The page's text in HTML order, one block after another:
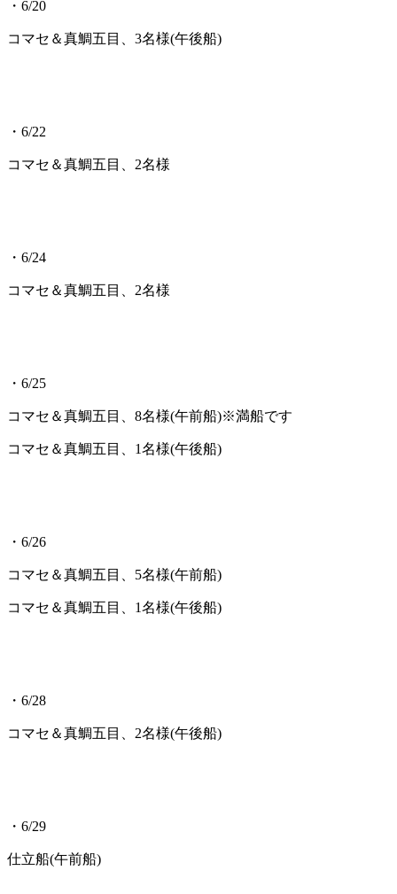
・6/20
コマセ＆真鯛五目、3名様(午後船)
・6/22
コマセ＆真鯛五目、2名様
・6/24
コマセ＆真鯛五目、2名様
・6/25
コマセ＆真鯛五目、8名様(午前船)※満船です
コマセ＆真鯛五目、1名様(午後船)
・6/26
コマセ＆真鯛五目、5名様(午前船)
コマセ＆真鯛五目、1名様(午後船)
・6/28
コマセ＆真鯛五目、2名様(午後船)
・6/29
仕立船(午前船)